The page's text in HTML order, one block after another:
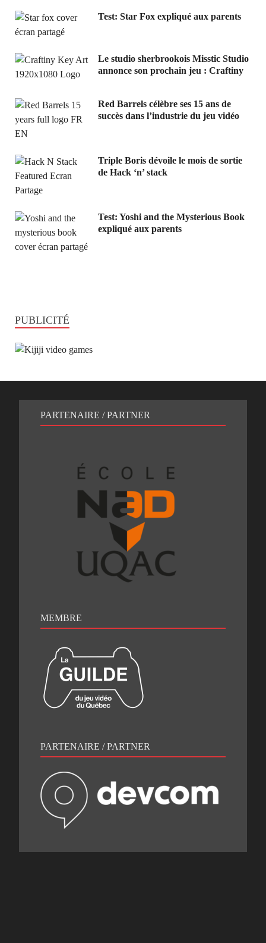
Test: Star Fox expliqué aux parents
Le studio sherbrookois Misstic Studio
annonce son prochain jeu : Craftiny
Red Barrels célèbre ses 15 ans de
succès dans l’industrie du jeu vidéo
Triple Boris dévoile le mois de sortie
de Hack ‘n’ stack
Test: Yoshi and the Mysterious Book
expliqué aux parents
PUBLICITÉ
PARTENAIRE / PARTNER
MEMBRE
PARTENAIRE / PARTNER